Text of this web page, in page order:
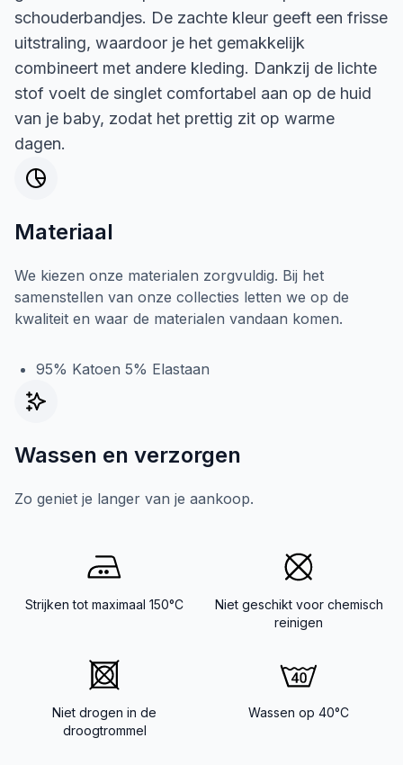
schouderbandjes. De zachte kleur geeft een frisse
uitstraling, waardoor je het gemakkelijk
combineert met andere kleding. Dankzij de lichte
stof voelt de singlet comfortabel aan op de huid
van je baby, zodat het prettig zit op warme
dagen.
Materiaal
We kiezen onze materialen zorgvuldig. Bij het
samenstellen van onze collecties letten we op de
kwaliteit en waar de materialen vandaan komen.
95% Katoen 5% Elastaan
Wassen en verzorgen
Zo geniet je langer van je aankoop.
Strijken tot maximaal 150°C
Niet geschikt voor chemisch
reinigen
Niet drogen in de
droogtrommel
Wassen op 40°C